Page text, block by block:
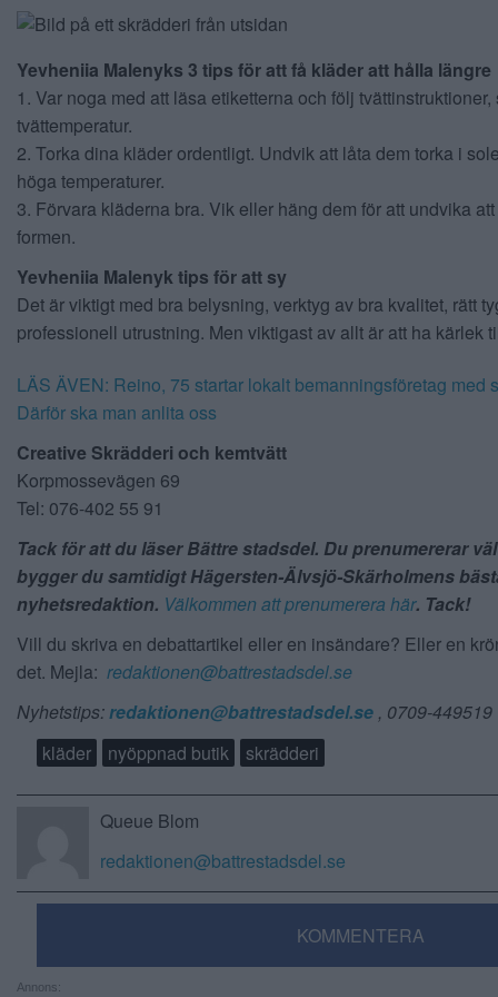
Yevheniia Malenyks 3 tips för att få kläder att hålla längre
1. Var noga med att läsa etiketterna och följ tvättinstruktioner,
tvättemperatur.
2. Torka dina kläder ordentligt. Undvik att låta dem torka i
höga temperaturer.
3. Förvara kläderna bra. Vik eller häng dem för att undvika
formen.
Yevheniia Malenyk tips för att sy
Det är viktigt med bra belysning, verktyg av bra kvalitet, rätt
professionell utrustning. Men viktigast av allt är att ha kärlek
LÄS ÄVEN: Reino, 75 startar lokalt bemanningsföretag med
Därför ska man anlita oss
Creative Skrädderi och kemtvätt
Korpmossevägen 69
Tel: 076-402 55 91
Tack för att du läser Bättre stadsdel. Du prenumererar
bygger du samtidigt Hägersten-Älvsjö-Skärholmens
nyhetsredaktion. Välkommen att prenumerera här. Tack!
Vill du skriva en debattartikel eller en insändare? Eller en
det. Mejla: redaktionen@battrestadsdel.se
Nyhetstips:redaktionen@battrestadsdel.se , 0709-449519
kläder
nyöppnad butik skrädderi
Queue Blom
redaktionen@battrestadsdel.se
KOMMENTERA
Annons: